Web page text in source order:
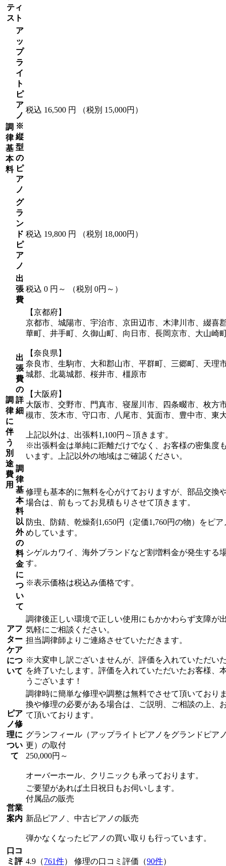
ティ
スト
調
律
基
本
料
ア
ッ
プ
ラ
イ
ト
ピ
ア
ノ
※
縦
型
の
ピ
ア
ノ
税込 16,500 円 （税別 15,000円）
グ
ラ
ン
ド
ピ
ア
ノ
税込 19,800 円 （税別 18,000円）
調
律
に
伴
う
別
途
費
用
出
張
費
税込 0 円～ （税別 0円～）
出
張
費
の
詳
細
【京都府】
京都市、城陽市、宇治市、京田辺市、木津川市、綴喜
華町、井手町、久御山町、向日市、長岡京市、大山崎
【奈良県】
奈良市、生駒市、大和郡山市、平群町、三郷町、天理
城郡、北葛城郡、桜井市、橿原市
【大阪府】
大阪市、交野市、門真市、寝屋川市、四条畷市、枚方
槻市、茨木市、守口市、八尾市、箕面市、豊中市、東
上記以外は、出張料1,100円～頂きます。
※出張料金は単純に距離だけでなく、お客様の密集度
います。上記以外の地域はご確認ください。
調
律
基
本
料
以
外
の
料
金
に
つ
い
て
修理も基本的に無料を心がけておりますが、部品交換
場合は、前もってお見積もりさせて頂きます。
防虫、防錆、乾燥剤1,650円（定価1,760円の物）をピ
めしています。
シゲルカワイ、海外ブランドなど割増料金が発生する
す。
※表示価格は税込み価格です。
アフ
ター
ケア
につ
いて
調律後正しい環境で正しい使用にもかかわらず支障が
気軽にご相談ください。
担当調律師よりご連絡させていただきます。
※大変申し訳ございませんが、評価を入れていただい
を終了いたします。評価を入れていただいたお客様、
うございます！
ピア
ノ修
理に
つい
て
調律時に簡単な修理や調整は無料でさせて頂いており
換や修理の必要がある場合は、ご説明、ご相談の上、
て頂いております。
グランフィール（アップライトピアノをグランドピア
更）の取付
250,000円～
オーバーホール、クリニックも承っております。
営業
案内
ご要望があれば土日祝日もお伺いします。
付属品の販売
新品ピアノ、中古ピアノの販売
弾かなくなったピアノの買い取りも行っています。
口コ
ミ評 4.9（761件） 修理の口コミ評価（90件）